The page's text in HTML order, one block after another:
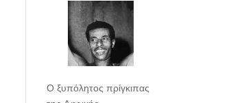
Ο ξυπόλητος πρίγκιπας